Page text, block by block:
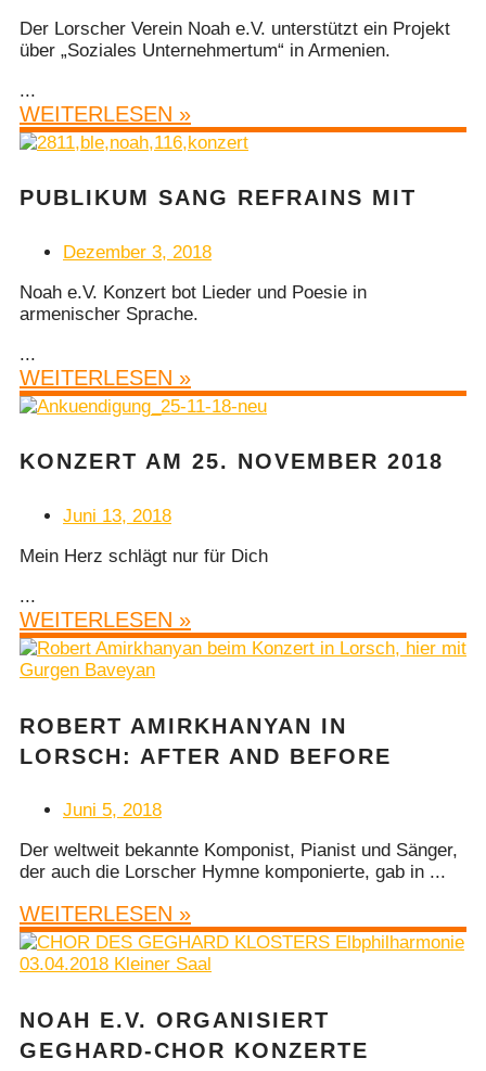
Der Lorscher Verein Noah e.V. unterstützt ein Projekt
über „Soziales Unternehmertum“ in Armenien.
...
WEITERLESEN »
PUBLIKUM SANG REFRAINS MIT
Dezember 3, 2018
Noah e.V. Konzert bot Lieder und Poesie in
armenischer Sprache.
...
WEITERLESEN »
KONZERT AM 25. NOVEMBER 2018
Juni 13, 2018
Mein Herz schlägt nur für Dich
...
WEITERLESEN »
ROBERT AMIRKHANYAN IN
LORSCH: AFTER AND BEFORE
Juni 5, 2018
Der weltweit bekannte Komponist, Pianist und Sänger,
der auch die Lorscher Hymne komponierte, gab in ...
WEITERLESEN »
NOAH E.V. ORGANISIERT
GEGHARD-CHOR KONZERTE